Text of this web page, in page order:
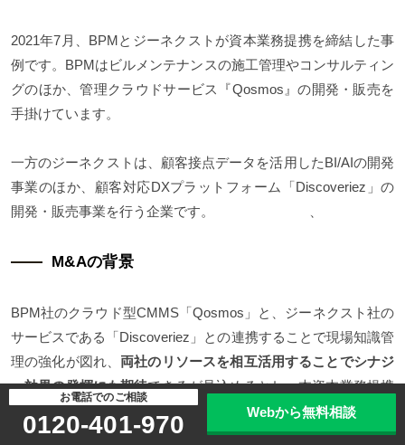
2021年7月、BPMとジーネクストが資本業務提携を締結した事
例です。BPMはビルメンテナンスの施工管理やコンサルティン
グのほか、管理クラウドサービス『Qosmos』の開発・販売を
手掛けています。
一方のジーネクストは、顧客接点データを活用したBI/AIの開発
事業のほか、顧客対応DXプラットフォーム「Discoveriez」の
開発・販売事業を行う企業です。 、
M&Aの背景
BPM社のクラウド型CMMS「Qosmos」と、ジーネクスト社の
サービスである「Discoveriez」との連携することで現場知識管
理の強化が図れ、 両社のリソースを相互活用することでシナジ
ー効果の発揮にも期待できるが見込めるとし、本資本業務提携
の締結に至りました。
お電話でのご相談
0120-401-970 Webから無料相談